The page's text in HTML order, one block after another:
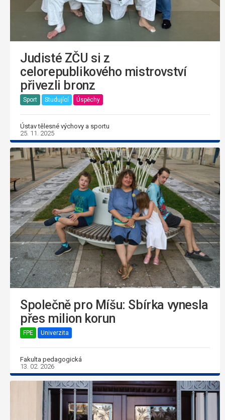
Judisté ZČU si z
celorepublikového mistrovství
přivezli bronz
Sport Studující Úspěchy
Ústav tělesné výchovy a sportu
25. 11. 2025
Společně pro Míšu: Sbírka vynesla
přes milion korun
FPE Univerzita
Fakulta pedagogická
13. 02. 2026